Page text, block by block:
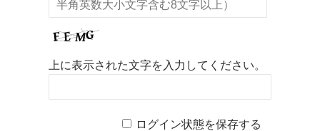
上に表示された文字を入力してください。
ログイン状態を保存する